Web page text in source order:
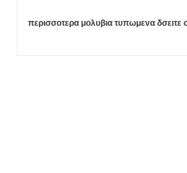
περισσοτερα μολυβια τυπωμενα δσειτε